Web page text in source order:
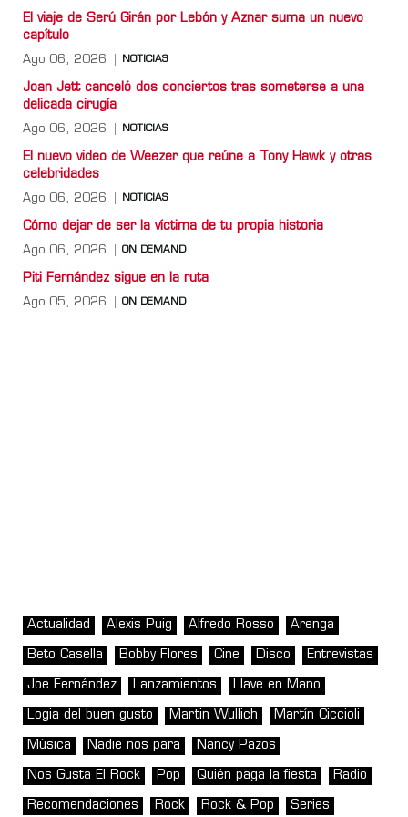
El viaje de Serú Girán por Lebón y Aznar suma un nuevo
capítulo
Ago 06, 2026 NOTICIAS
Joan Jett canceló dos conciertos tras someterse a una
delicada cirugía
Ago 06, 2026 NOTICIAS
El nuevo video de Weezer que reúne a Tony Hawk y otras
celebridades
Ago 06, 2026 NOTICIAS
Cómo dejar de ser la víctima de tu propia historia
Ago 06, 2026 ON DEMAND
Piti Fernández sigue en la ruta
Ago 05, 2026 ON DEMAND
Actualidad Alexis Puig Alfredo Rosso Arenga
Beto Casella Bobby Flores Cine Disco Entrevistas
Joe Fernández Lanzamientos Llave en Mano
Logia del buen gusto Martin Wullich Martín Ciccioli
Música Nadie nos para Nancy Pazos
Nos Gusta El Rock Pop Quién paga la fiesta Radio
Recomendaciones Rock Rock & Pop Series